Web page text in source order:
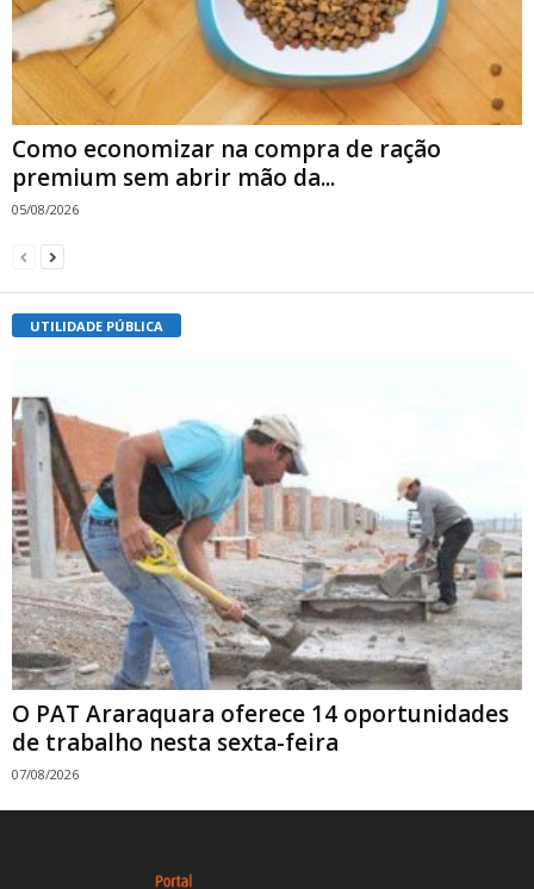
Como economizar na compra de ração
premium sem abrir mão da...
05/08/2026
UTILIDADE PÚBLICA
O PAT Araraquara oferece 14 oportunidades
de trabalho nesta sexta-feira
07/08/2026